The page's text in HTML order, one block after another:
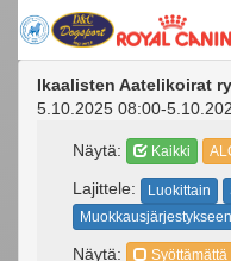
Ikaalisten Aatelikoirat ry
5.10.2025 08:00-
Näytä: Kaikki
Lajittele: Luokittain
Muokkausjärjestykseen
Näytä: Syöttämättä